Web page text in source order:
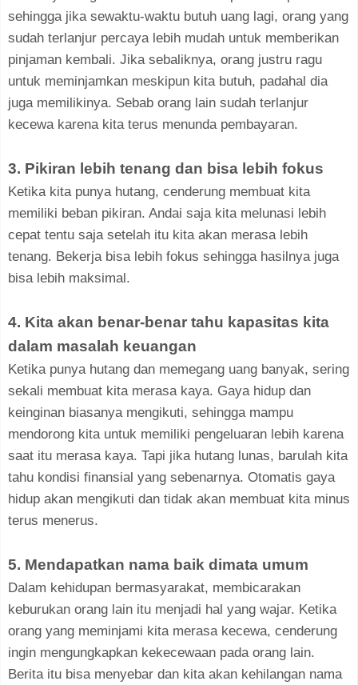
sehingga jika sewaktu-waktu butuh uang lagi, orang yang
sudah terlanjur percaya lebih mudah untuk memberikan
pinjaman kembali. Jika sebaliknya, orang justru ragu
untuk meminjamkan meskipun kita butuh, padahal dia
juga memilikinya. Sebab orang lain sudah terlanjur
kecewa karena kita terus menunda pembayaran.
3. Pikiran lebih tenang dan bisa lebih fokus
Ketika kita punya hutang, cenderung membuat kita
memiliki beban pikiran. Andai saja kita melunasi lebih
cepat tentu saja setelah itu kita akan merasa lebih
tenang. Bekerja bisa lebih fokus sehingga hasilnya juga
bisa lebih maksimal.
4. Kita akan benar-benar tahu kapasitas kita
dalam masalah keuangan
Ketika punya hutang dan memegang uang banyak, sering
sekali membuat kita merasa kaya. Gaya hidup dan
keinginan biasanya mengikuti, sehingga mampu
mendorong kita untuk memiliki pengeluaran lebih karena
saat itu merasa kaya. Tapi jika hutang lunas, barulah kita
tahu kondisi finansial yang sebenarnya. Otomatis gaya
hidup akan mengikuti dan tidak akan membuat kita minus
terus menerus.
5. Mendapatkan nama baik dimata umum
Dalam kehidupan bermasyarakat, membicarakan
keburukan orang lain itu menjadi hal yang wajar. Ketika
orang yang meminjami kita merasa kecewa, cenderung
ingin mengungkapkan kekecewaan pada orang lain.
Berita itu bisa menyebar dan kita akan kehilangan nama